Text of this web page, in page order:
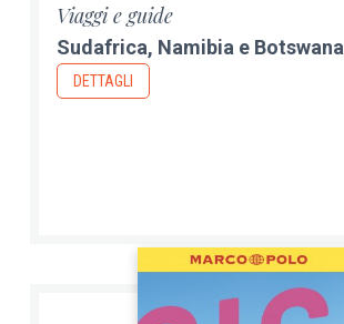
Viaggi e guide
Sudafrica, Namibia e Botswana
DETTAGLI